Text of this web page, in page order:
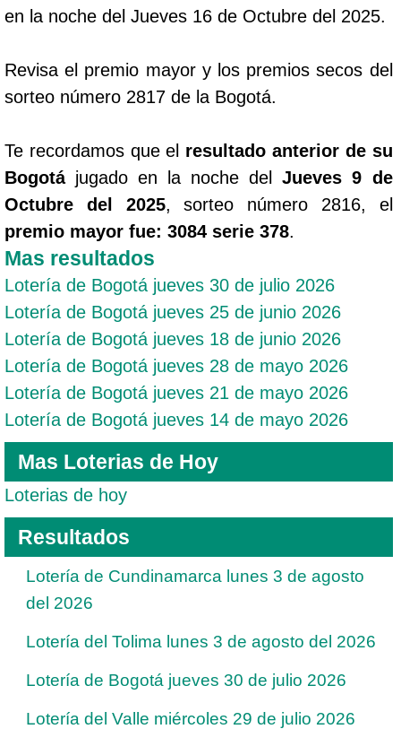
en la noche del Jueves 16 de Octubre del 2025.
Revisa el premio mayor y los premios secos del
sorteo número 2817 de la Bogotá.
Te recordamos que el resultado anterior de su
Bogotájugado en la noche delJueves 9 de
Octubre del 2025, sorteo número 2816, el
premio mayor fue: 3084 serie 378.
Mas resultados
Lotería de Bogotá jueves 30 de julio 2026
Lotería de Bogotá jueves 25 de junio 2026
Lotería de Bogotá jueves 18 de junio 2026
Lotería de Bogotá jueves 28 de mayo 2026
Lotería de Bogotá jueves 21 de mayo 2026
Lotería de Bogotá jueves 14 de mayo 2026
Mas Loterias de Hoy
Loterias de hoy
Resultados
Lotería de Cundinamarca lunes 3 de agosto
del 2026
Lotería del Tolima lunes 3 de agosto del 2026
Lotería de Bogotá jueves 30 de julio 2026
Lotería del Valle miércoles 29 de julio 2026